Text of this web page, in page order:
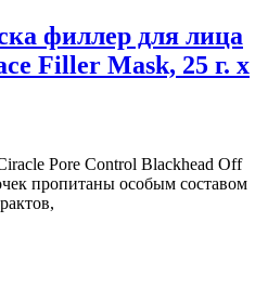
филлер для лица
Filler Mask, 25 г. x
Pore Control Blackhead Off
пропитаны особым составом